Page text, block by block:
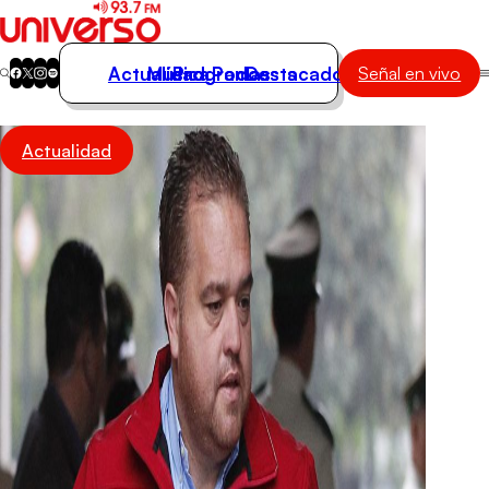
Actualidad
Música
Podcasts
Destacados
Actualidad
Música
Programas
Podcasts
Destacados Señal en vivo
Actualidad